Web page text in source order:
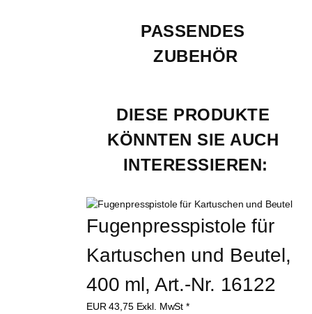
PASSENDES
ZUBEHÖR
DIESE PRODUKTE
KÖNNTEN SIE AUCH
INTERESSIEREN:
Fugenpresspistole für
Kartuschen und Beutel,
400 ml, Art.-Nr. 16122
EUR43,75 Exkl. MwSt *